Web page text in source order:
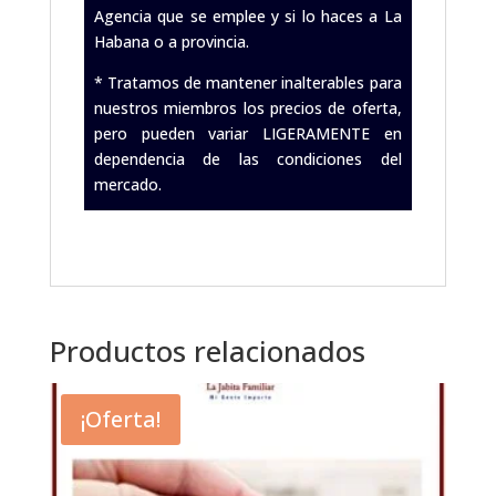
Agencia que se emplee y si lo haces a La
Habana o a provincia.
* Tratamos de mantener inalterables para
nuestros miembros los precios de oferta,
pero pueden variar LIGERAMENTE en
dependencia de las condiciones del
mercado.
Productos relacionados
¡Oferta!